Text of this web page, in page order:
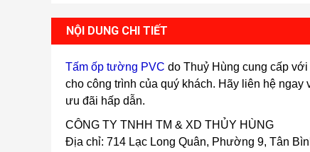
NỘI DUNG CHI TIẾT
Tấm ốp tường PVC do Thuỷ Hùng cung cấp
cho công trình của quý khách. Hãy liên hệ
ưu đãi hấp dẫn.
CÔNG TY TNHH TM & XD THỦY HÙNG
Địa chỉ: 714 Lạc Long Quân, Phường 9, Tân